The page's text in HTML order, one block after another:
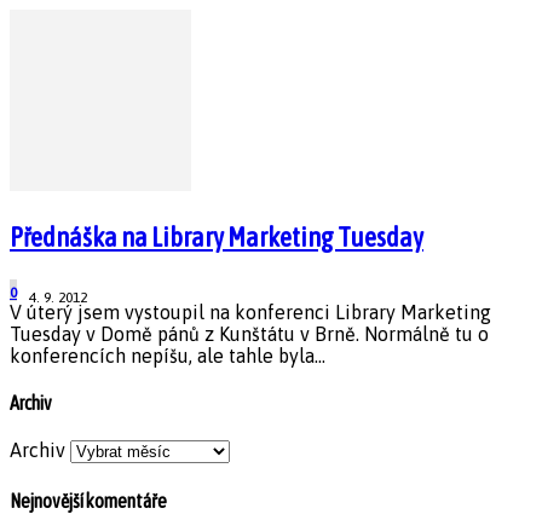
Přednáška na Library Marketing Tuesday
4. 9. 2012
0
V úterý jsem vystoupil na konferenci Library Marketing
Tuesday v Domě pánů z Kunštátu v Brně. Normálně tu o
konferencích nepíšu, ale tahle byla...
Archiv
Archiv
Nejnovější komentáře